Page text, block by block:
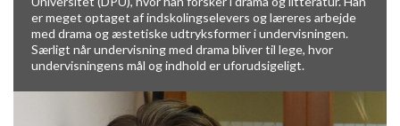
er meget optaget af indskolingselevers og læreres arbejde
med drama og æstetiske udtryksformer i undervisningen.
Særligt når undervisning med drama bliver til lege, hvor
undervisningens mål og indhold er uforudsigeligt.